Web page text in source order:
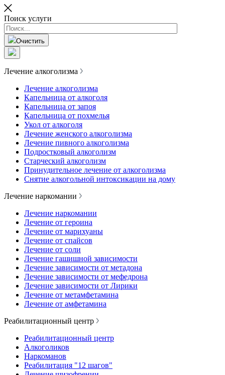
Поиск услуги
Очистить
Лечение алкоголизма
Лечение алкоголизма
Капельница от алкоголя
Капельница от запоя
Капельница от похмелья
Укол от алкоголя
Лечение женского алкоголизма
Лечение пивного алкоголизма
Подростковый алкоголизм
Старческий алкоголизм
Принудительное лечение от алкоголизма
Снятие алкогольной интоксикации на дому
Лечение наркомании
Лечение наркомании
Лечение от героина
Лечение от марихуаны
Лечение от спайсов
Лечение от соли
Лечение гашишной зависимости
Лечение зависимости от метадона
Лечение зависимости от мефедрона
Лечение зависимости от Лирики
Лечение от метамфетамина
Лечение от амфетамина
Реабилитационный центр
Реабилитационный центр
Алкоголиков
Наркоманов
Реабилитация "12 шагов"